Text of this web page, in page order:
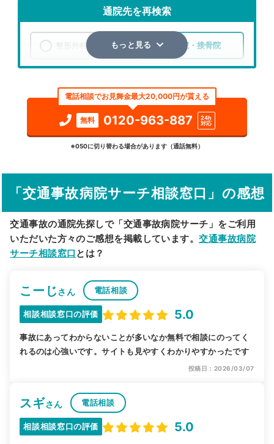
通院先を再検索
整形外科 整骨院・接骨院
検索する
詳細条件で絞り込む
駅から探す 院名から探す
もっと見る
電話相談でお見舞金最大20,000円が貰える
無料 0120-963-887
24h
対応
※050に切り替わる場合があります（通話無料）
「交通事故病院サーチ相談窓口」の感想
交通事故の通院先探しで「交通事故病院サーチ」をご利用
いただいた方々のご感想を掲載しています。交通事故病院
サーチ相談窓口 とは？
こーじさん 電話相談
相談相談窓口の評価 5.0
事故にあってわからないことが多いなか無料で相談にのってく
れるのは心強いです。サイトも見やすくわかりやすかったです
投稿日：2026/03/07
スギさん 電話相談
相談相談窓口の評価 5.0